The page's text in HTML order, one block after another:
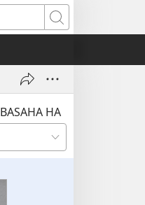
Pamiling
BASAHA HA